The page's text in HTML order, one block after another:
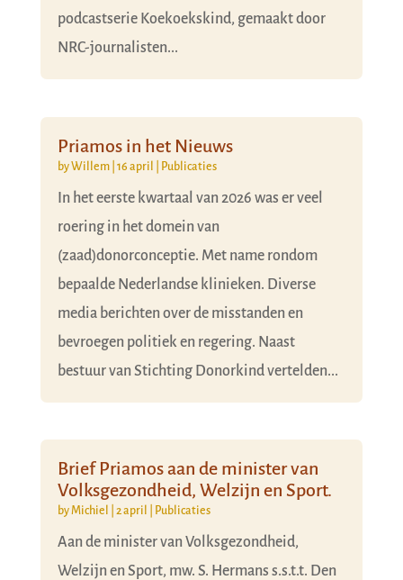
podcastserie Koekoekskind, gemaakt door
NRC-journalisten...
Priamos in het Nieuws
byWillem| 16 april Publicaties
In het eerste kwartaal van 2026 was er veel
roering in het domein van
(zaad)donorconceptie. Met name rondom
bepaalde Nederlandse klinieken. Diverse
media berichten over de misstanden en
bevroegen politiek en regering. Naast
bestuur van Stichting Donorkind vertelden...
Brief Priamos aan de minister van
Volksgezondheid, Welzijn en Sport.
byMichiel 2 april Publicaties
Aan de minister van Volksgezondheid,
Welzijn en Sport, mw. S. Hermans s.s.t.t. Den